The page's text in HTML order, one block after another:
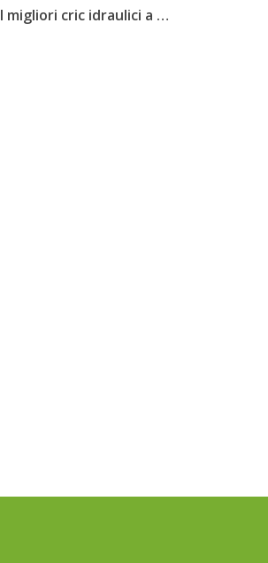
I migliori cric idraulici a …